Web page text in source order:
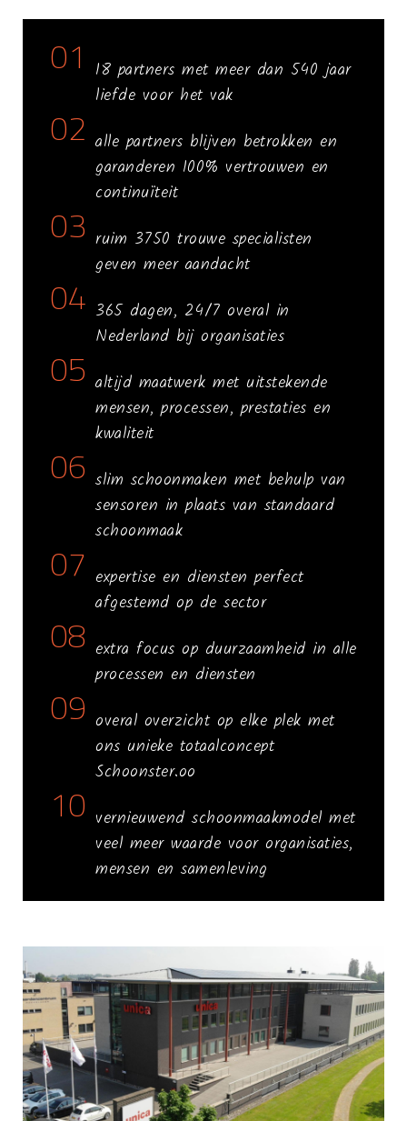
01
18 partners met meer dan 540 jaar
liefde voor het vak
02 alle partners blijven betrokken en
garanderen 100% vertrouwen en
continuïteit
03 ruim 3750 trouwe specialisten
geven meer aandacht
04 365 dagen, 24/7 overal in
Nederland bij organisaties
05 altijd maatwerk met uitstekende
mensen, processen, prestaties en
kwaliteit
06 slim schoonmaken met behulp van
sensoren in plaats van standaard
schoonmaak
07 expertise en diensten perfect
afgestemd op de sector
08 extra focus op duurzaamheid in alle
processen en diensten
09 overal overzicht op elke plek met
ons unieke totaalconcept
Schoonster.oo
10 vernieuwend schoonmaakmodel met
veel meer waarde voor organisaties,
mensen en samenleving